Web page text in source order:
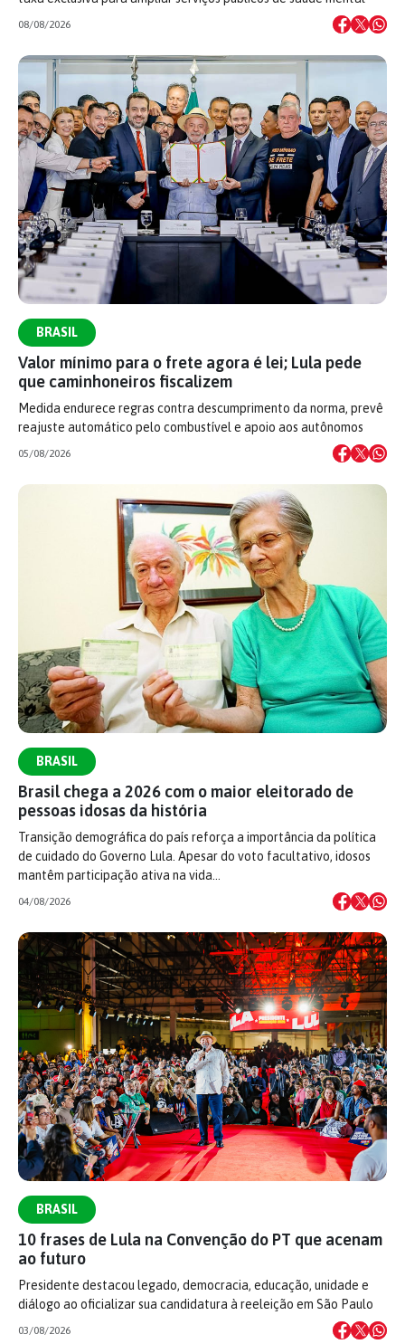
08/08/2026
BRASIL
Valor mínimo para o frete agora é lei; Lula pede
que caminhoneiros fiscalizem
Medida endurece regras contra descumprimento da norma, prevê
reajuste automático pelo combustível e apoio aos autônomos
05/08/2026
BRASIL
Brasil chega a 2026 com o maior eleitorado de
pessoas idosas da história
Transição demográfica do país reforça a importância da política
de cuidado do Governo Lula. Apesar do voto facultativo, idosos
mantêm participação ativa na vida…
04/08/2026
BRASIL
10 frases de Lula na Convenção do PT que acenam
ao futuro
Presidente destacou legado, democracia, educação, unidade e
diálogo ao oficializar sua candidatura à reeleição em São Paulo
03/08/2026